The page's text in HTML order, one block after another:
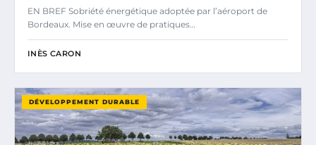
EN BREF Sobriété énergétique adoptée par l’aéroport de
Bordeaux. Mise en œuvre de pratiques…
INÈS CARON
DÉVELOPPEMENT DURABLE